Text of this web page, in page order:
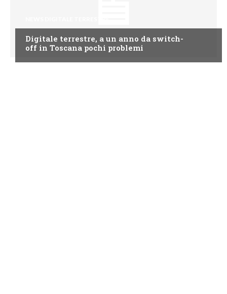
Digitale terrestre, a un anno da switch-
off in Toscana pochi problemi